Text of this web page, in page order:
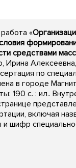
«
средствами
Алексеевна,
по
в городе
190 с. : ил..
включая
и шифр